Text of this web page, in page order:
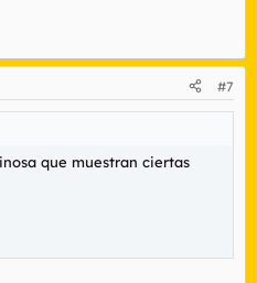
#7
que muestran ciertas